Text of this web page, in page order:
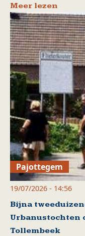
Meer lezen
Pajottegem
19/07/2026 - 14:56
Bijna
Urbanustochten
Tollembeek